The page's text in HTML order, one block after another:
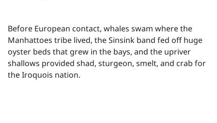
Before European contact, whales swam where the
Manhattoes tribe lived, the Sinsink band fed off huge
oyster beds that grew in the bays, and the upriver
shallows provided shad, sturgeon, smelt, and crab for
the Iroquois nation.​​​​‌ ‍ ​‍​‍‌‍ ‌ ​‍‌‍‍‌‌‍‌ ‌‍‍‌‌‍ ‍​‍​‍​ ‍‍​‍​‍‌ ​ ‌‍​‌‌‍ ‍‌‍‍‌‌ ‌​‌ ‍‌​‍ ‍‌‍‍‌‌‍ ​‍​‍​‍ ​​‍​‍‌‍‍​‌ ​‍‌‍‌‌‌‍‌‍​‍​‍​ ‍‍​‍​‍‌‍‍​‌ ‌​‌ ‌​‌ ​​‌ ​ ​ ‍‍​‍ ​‍ ‌‍​ ‌‍ ‌‌ ​ ​‍ ‍‌‍ ‌‌‍​‌‌‍‍‌‌‍ ‍​‍ ‍​ ​‍​ ​​​ ​‍​ ‌​‌ ​‍‌‍‌‌‌‍‌​‌‍‌‌‌ ​ ‌‍‍‌‌‍‌ ‌‍ ‍​‍ ‍‌ ​‍‌‍‍‌‌ ‌‍‌‍‌‌‌ ​‍‌‍‍ ‌‍‌‌‌‍‌‌‌ ​​‌‍‌‌‌ ​‍​‍ ‍‌‍ ‌ ​‍‌‍‌ ​‍ ‌‍‍‌‌‍ ‍‌ ‌​‌‍‌‌‌‍ ‍‌ ‌​​‍ ‌‍‌‌‌‍‌​‌‍‍‌‌ ‌​​‍ ‌‍ ‌‌‍ ‌‍‌​‌‍‌‌​ ‌‌ ​​‌ ​‍‌‍‌‌‌ ​ ‌‍‌‌‌‍ ‍‌ ‌​‌‍​‌‌ ‌​‌‍‍‌‌‍ ‌‍ ‍​ ‍ ‌‍‍‌‌‍‌​​ ‌‌‍‍​‌‍‍‌‌ ​ ‌ ‌​‌‍ ‌ ​‍‌ ‍‌‌​ ‌‍‌‍‌‌‌​‌‍‍​‌‍‌‌‌​‍​‌ ‌‌‌‍‌​‌ ​ ‌‍ ‌‍ ‍‌‌​‍‌‍‍‌‌ ‌‍‌‍‌‌‌ ​‍​ ‍ ‌ ‌​‌ ‍‌‌ ​​‌‍‌‌​ ‌‌‍‍​‌ ‌‌‌‍‌​‌ ​ ‌‍ ‌‍ ‍‌‌ ‌ ​​‌‍​‌‌‍‌ ‌‍‌‌​ ‍ ‌ ​​‌‍​‌‌ ‌​‌‍‍​​ ‌‌‍​ ‌‍ ‌‍ ‍‌ ‌​‌‍‌‌‌‍ ‍‌ ‌​​‍‌‌​ ‌‌‌​​‍‌‌ ‌‍‍ ‌‍‌‌‌ ‍‌​‍‌‌​ ​ ‌​‌​​‍‌‌​ ​ ‌​‌​​‍‌‌​ ​‍​ ​‍​ ​​​ ‍‌​ ‌​‌‍​‌​ ​ ‌‍​‍‌‍​ ​ ‌‌​ ​​​ ‌‍‌‍‌​​ ​​​‍‌‌​ ​‍​ ​‍​‍‌‌​ ‌‌‌​‌​​‍ ‍‌‍​ ‌‍‍​‌‍‍‌‌‍ ​‌‍‌​‌ ​‍‌‍‌‌‌‍ ‍​‍‌‌​ ‌‌‌​​‍‌‌ ‌‍‍ ‌‍‌‌‌ ‍‌​‍‌‌​ ​ ‌​‌​​‍‌‌​ ​ ‌​‌​​‍‌‌​ ​‍​ ​‍​ ‌‌‌‍‌​​ ​‌‌‍‌​​ ​ ‌‍‌‌‌‍‌​‌‍‌​‌‍‌‌​ ‌ ​ ‌‍​ ​‌​ ​​​‍‌‌​ ​‍​ ​‍​‍‌‌​ ‌‌‌​‌​​‍ ‍‌ ‌​‌‍‌‌‌ ‍​‌ ‌​​ ‌‍​‍‌‍​‌‌ ​ ‌‍‌‌‌‌‌‌‌ ​‍‌‍ ​​ ‌‌‍‍​‌ ‌​‌ ‌​‌ ​​‌ ​ ​‍‌‌​ ​ ‌​​‌​‍‌‌​ ​‍‌​‌‍​‍‌‌​ ​‍‌​‌‍‌‍​ ‌‍ ‌‌ ​ ​‍ ‍‌‍ ‌‌‍​‌‌‍‍‌‌‍ ‍​‍ ‍​ ​‍​ ​​​ ​‍​ ‌​‌ ​‍‌‍‌‌‌‍‌​‌‍‌‌‌ ​ ‌‍‍‌‌‍‌ ‌‍ ‍​‍ ‍‌ ​‍‌‍‍‌‌ ‌‍‌‍‌‌‌ ​‍‌‍‍ ‌‍‌‌‌‍‌‌‌ ​​‌‍‌‌‌ ​‍​‍ ‍‌‍ ‌ ​‍‌‍‌ ​‍‌‍‌‍‍‌‌‍‌​​ ‌‌‍‍​‌‍‍‌‌ ​ ‌ ‌​‌‍ ‌ ​‍‌ ‍‌‌​ ‌‍‌‍‌‌‌​‌‍‍​‌‍‌‌‌​‍​‌ ‌‌‌‍‌​‌ ​ ‌‍ ‌‍ ‍‌‌​‍‌‍‍‌‌ ‌‍‌‍‌‌‌ ​‍​‍‌‍‌ ‌​‌ ‍‌‌ ​​‌‍‌‌​ ‌‌‍‍​‌ ‌‌‌‍‌​‌ ​ ‌‍ ‌‍ ‍‌‌ ‌ ​​‌‍​‌‌‍‌ ‌‍‌‌​‍‌‍‌ ​​‌‍​‌‌ ‌​‌‍‍​​ ‌‌‍​ ‌‍ ‌‍ ‍‌ ‌​‌‍‌‌‌‍ ‍‌ ‌​​‍‌‌​ ‌‌‌​​‍‌‌ ‌‍‍ ‌‍‌‌‌ ‍‌​‍‌‌​ ​ ‌​‌​​‍‌‌​ ​ ‌​‌​​‍‌‌​ ​‍​ ​‍​ ​​​ ‍‌​ ‌​‌‍​‌​ ​ ‌‍​‍‌‍​ ​ ‌‌​ ​​​ ‌‍‌‍‌​​ ​​​‍‌‌​ ​‍​ ​‍​‍‌‌​ ‌‌‌​‌​​‍ ‍‌‍​ ‌‍‍​‌‍‍‌‌‍ ​‌‍‌​‌ ​‍‌‍‌‌‌‍ ‍​‍‌‌​ ‌‌‌​​‍‌‌ ‌‍‍ ‌‍‌‌‌ ‍‌​‍‌‌​ ​ ‌​‌​​‍‌‌​ ​ ‌​‌​​‍‌‌​ ​‍​ ​‍​ ‌‌‌‍‌​​ ​‌‌‍‌​​ ​ ‌‍‌‌‌‍‌​‌‍‌​‌‍‌‌​ ‌ ​ ‌‍​ ​‌​ ​​​‍‌‌​ ​‍​ ​‍​‍‌‌​ ‌‌‌​‌​​‍ ‍‌ ‌​‌‍‌‌‌ ‍​‌ ‌​​‍‌‍‌ ​​‌‍‌‌‌ ​‍‌ ​ ‌ ​​‌‍‌‌‌‍​ ‌ ‌​‌‍‍‌‌ ‌‍‌‍‌‌​ ‌‌ ​​‌ ‌‌‌‍​‍‌‍ ​‌‍‍‌‌ ​ ‌‍‍​‌‍‌‌‌‍‌​​‍​‍‌ ‌